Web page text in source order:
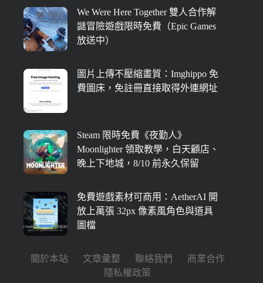
We Were Here Together 雙人合作解
謎冒險遊戲限時免費（Epic Games
放送中）
圖片上傳不壓縮畫質：Imghippo 免
費圖床，免註冊直接取得外連網址
Steam 限時免費《夜勤人》
Moonlighter 領取教學，白天顧店、
晚上下地城，8/10 前永久保留
免費遊戲素材可商用：AetherAI 開
放上萬張 32px 像素風角色與道具
圖檔
關於本站 文章彙整 聯絡我們
商業合作
隱私權政策